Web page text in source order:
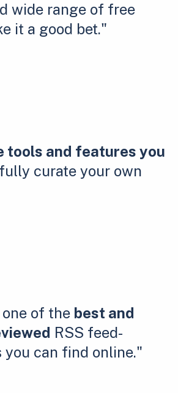
wide range of free
it a good bet."
tools and features you
curate your own
of the best and
RSS feed-
you can find online."